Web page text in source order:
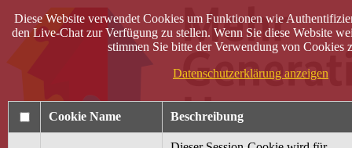
Diese Website verwendet Cookies um Funktionen wie
den Live-Chat zur Verfügung zu stellen. Wenn Sie diese Website
stimmen Sie bitte der Verwendung von Cookies
Datenschutzerklärung anzeigen
Cookie Name Beschreibung